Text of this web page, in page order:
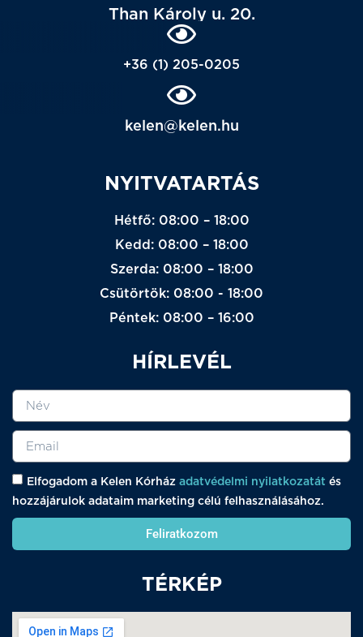
Than Károly u. 20.
+36 (1) 205-0205
kelen@kelen.hu
NYITVATARTÁS
Hétfő: 08:00 – 18:00
Kedd: 08:00 – 18:00
Szerda: 08:00 – 18:00
Csütörtök: 08:00 - 18:00
Péntek: 08:00 – 16:00
HÍRLEVÉL
Elfogadom a Kelen Kórház adatvédelmi nyilatkozatát és
hozzájárulok adataim marketing célú felhasználásához.
Feliratkozom
TÉRKÉP